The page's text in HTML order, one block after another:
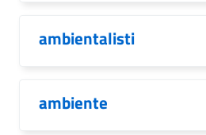
ambientalisti
ambiente